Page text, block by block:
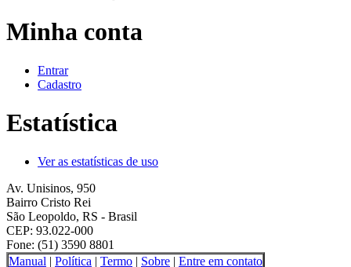
Minha conta
Entrar
Cadastro
Estatística
Ver as estatísticas de uso
Av. Unisinos, 950
Bairro Cristo Rei
São Leopoldo, RS - Brasil
CEP: 93.022-000
Fone: (51) 3590 8801
Manual | Política | Termo | Sobre | Entre em contato